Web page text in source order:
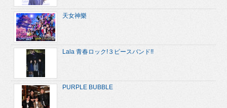
天女神樂
Lala 青春ロック!３ピースバンド!!
PURPLE BUBBLE